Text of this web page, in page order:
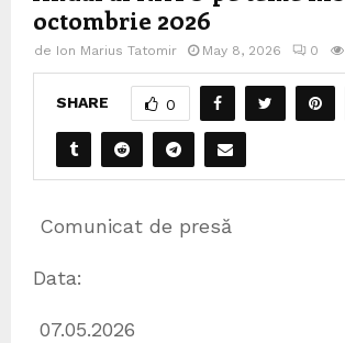
octombrie 2026
de Ion Marius Tatomir May 8, 2026 0
SHARE 0
Comunicat de presă
Data:
07.05.2026